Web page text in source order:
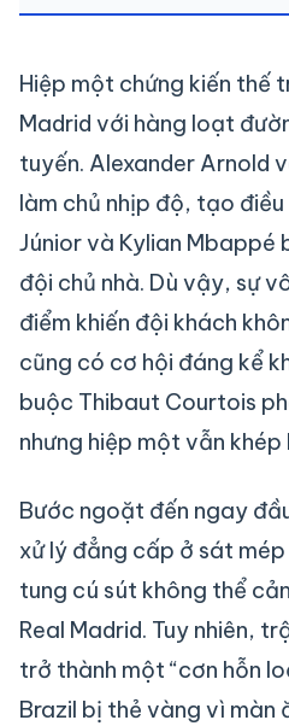
Hiệp một chứng kiến thế
Madrid với hàng loạt
tuyến. Alexander Arnold
làm chủ nhịp độ, tạo điều
Júnior và Kylian Mbappé
đội chủ nhà. Dù vậy, sự
điểm khiến đội khách
cũng có cơ hội đáng kể
buộc Thibaut Courtois
nhưng hiệp một vẫn
Bước ngoặt đến ngay
xử lý đẳng cấp ở sát
tung cú sút không thể
Real Madrid. Tuy nhiên,
trở thành một “cơn hỗn
Brazil bị thẻ vàng vì màn